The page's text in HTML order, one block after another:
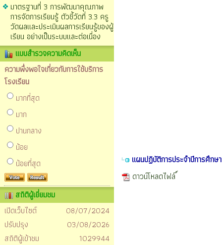
มาตรฐานที่ 3 การพัฒนาคุณภาพ
การจัดการเรียนรู้ ตัวชี้วัดที่ 3.3 ครู
วัดผลและประเมินผลการเรียนรู้ของผู้
เรียน อย่างเป็นระบบและต่อเนื่อง
แบบสำรวจความคิดเห็น
ความพึ่งพอใจเกี่ยวกับการใช้บริการ
โรงเรียน
มากที่สุด
มาก
ปานกลาง
น้อย
น้อยที่สุด
สถิติผู้เยี่ยมชม
เปิดเว็บไซต์
08/07/2024
ปรับปรุง
03/08/2026
สถิติผู้เข้าชม
1029944
แผนปฏิบัติการประจำปีการศึกษ
ดาวน์โหลดไฟล์